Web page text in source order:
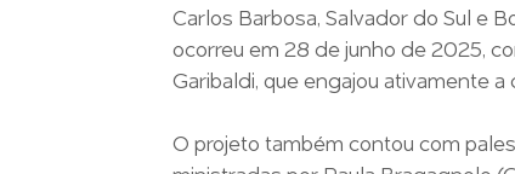
Carlos Barbosa, Salvador do Sul e
ocorreu em 28 de junho de 2025,
Garibaldi, que engajou ativamente a
O projeto também contou com